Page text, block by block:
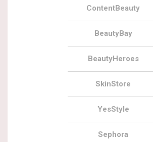
ContentBeauty
BeautyBay
BeautyHeroes
SkinStore
YesStyle
Sephora